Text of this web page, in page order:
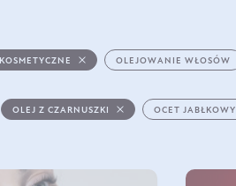
KOSMETYCZNE OLEJOWANIE WŁOSÓW
OLEJ Z CZARNUSZKI OCET JABŁKOWY